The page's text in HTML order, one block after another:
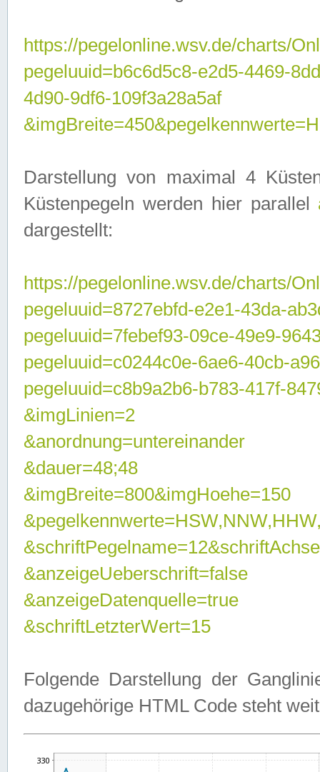
https://pegelonline.wsv.de/charts/
pegeluuid=b6c6d5c8-e2d5-4469-
4d90-9df6-109f3a28a5af
Darstellung von maximal 4
Küstenpegeln werden hier parallel
dargestellt:
https://pegelonline.wsv.de/charts/
pegeluuid=8727ebfd-e2e1-43da-
pegeluuid=7febef93-09ce-49e9-
pegeluuid=c0244c0e-6ae6-40cb-
pegeluuid=c8b9a2b6-b783-417f-
&imgLinien=2
&anordnung=untereinander
&dauer=48;48
&imgBreite=800&imgHoehe=150
&anzeigeUeberschrift=false
&anzeigeDatenquelle=true
&schriftLetzterWert=15
Folgende Darstellung der
dazugehörige HTML Code steht